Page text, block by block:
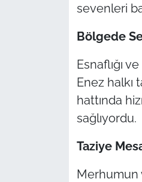
sevenleri
Bölgede
Esnaflığı
Enez halkı
hattında
sağlıyordu.
Taziye
Merhumun
Dış Haberler
İş Dünyası
Bilim Teknoloji
Canlı Maç